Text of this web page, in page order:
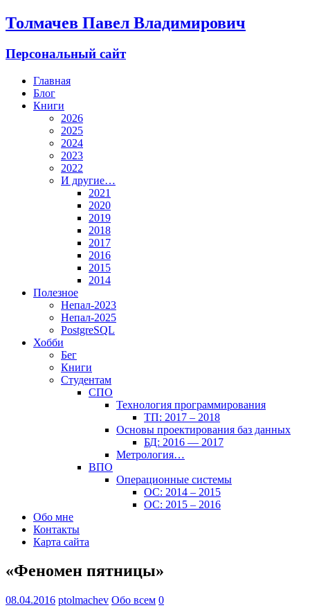
Толмачев Павел Владимирович
Персональный сайт
Главная
Блог
Книги
2026
2025
2024
2023
2022
И другие…
2021
2020
2019
2018
2017
2016
2015
2014
Полезное
Непал-2023
Непал-2025
PostgreSQL
Хобби
Бег
Книги
Студентам
СПО
Технология программирования
ТП: 2017 – 2018
Основы проектирования баз данных
БД: 2016 — 2017
Метрология…
ВПО
Операционные системы
ОС: 2014 – 2015
ОС: 2015 – 2016
Обо мне
Контакты
Карта сайта
«Феномен пятницы»
08.04.2016 ptolmachev Обо всем 0